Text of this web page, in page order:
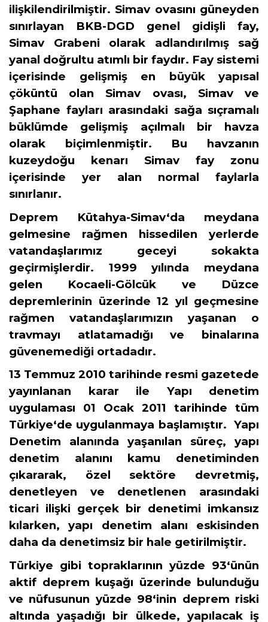
ilişkilendirilmiştir. Simav ovasını güneyden
sınırlayan BKB-DGD genel gidişli fay,
Simav Grabeni olarak adlandırılmış sağ
yanal doğrultu atımlı bir faydır. Fay sistemi
içerisinde gelişmiş en büyük yapısal
çöküntü olan Simav ovası, Simav ve
Şaphane fayları arasındaki sağa sıçramalı
büklümde gelişmiş açılmalı bir havza
olarak biçimlenmiştir. Bu havzanın
kuzeydoğu kenarı Simav fay zonu
içerisinde yer alan normal faylarla
sınırlanır.
Deprem Kütahya-Simav‘da meydana
gelmesine rağmen hissedilen yerlerde
vatandaşlarımız geceyi sokakta
geçirmişlerdir. 1999 yılında meydana
gelen Kocaeli-Gölcük ve Düzce
depremlerinin üzerinde 12 yıl geçmesine
rağmen vatandaşlarımızın yaşanan o
travmayı atlatamadığı ve binalarına
güvenemediği ortadadır.
13 Temmuz 2010 tarihinde resmi gazetede
yayınlanan karar ile Yapı denetim
uygulaması 01 Ocak 2011 tarihinde tüm
Türkiye‘de uygulanmaya başlamıştır. Yapı
Denetim alanında yaşanılan süreç, yapı
denetim alanını kamu denetiminden
çıkararak, özel sektöre devretmiş,
denetleyen ve denetlenen arasındaki
ticari ilişki gerçek bir denetimi imkansız
kılarken, yapı denetim alanı eskisinden
daha da denetimsiz bir hale getirilmiştir.
Türkiye gibi topraklarının yüzde 93‘ünün
aktif deprem kuşağı üzerinde bulunduğu
ve nüfusunun yüzde 98‘inin deprem riski
altında yaşadığı bir ülkede, yapılacak iş